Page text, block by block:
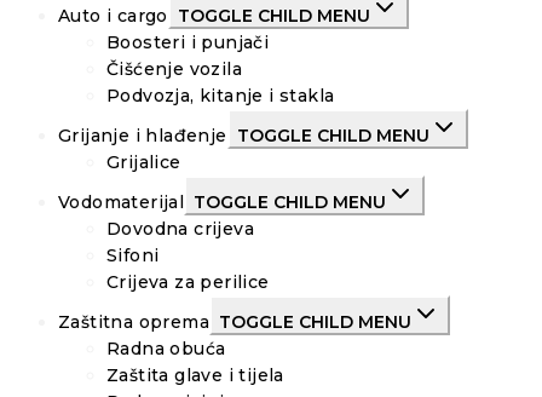
Auto i cargo
TOGGLE CHILD MENU
Boosteri i punjači
Čišćenje vozila
Podvozja, kitanje i stakla
Grijanje i hlađenje
TOGGLE CHILD MENU
Grijalice
Vodomaterijal
TOGGLE CHILD MENU
Dovodna crijeva
Sifoni
Crijeva za perilice
Zaštitna oprema TOGGLE CHILD MENU
Radna obuća
Zaštita glave i tijela